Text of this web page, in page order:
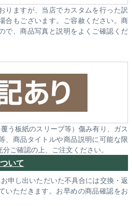
りますが、当店でカスタムを行った訳
合もございます。ご容赦ください。商
で、商品写真と説明をよくご確認くだ
う板紙のスリーブ等）傷み有り、ガス
、商品タイトルや商品説明に可能な限
ご確認の上、ご注文ください。
いて
申し出いただいた不具合には交換・返
いただきます。お早めの商品確認をお